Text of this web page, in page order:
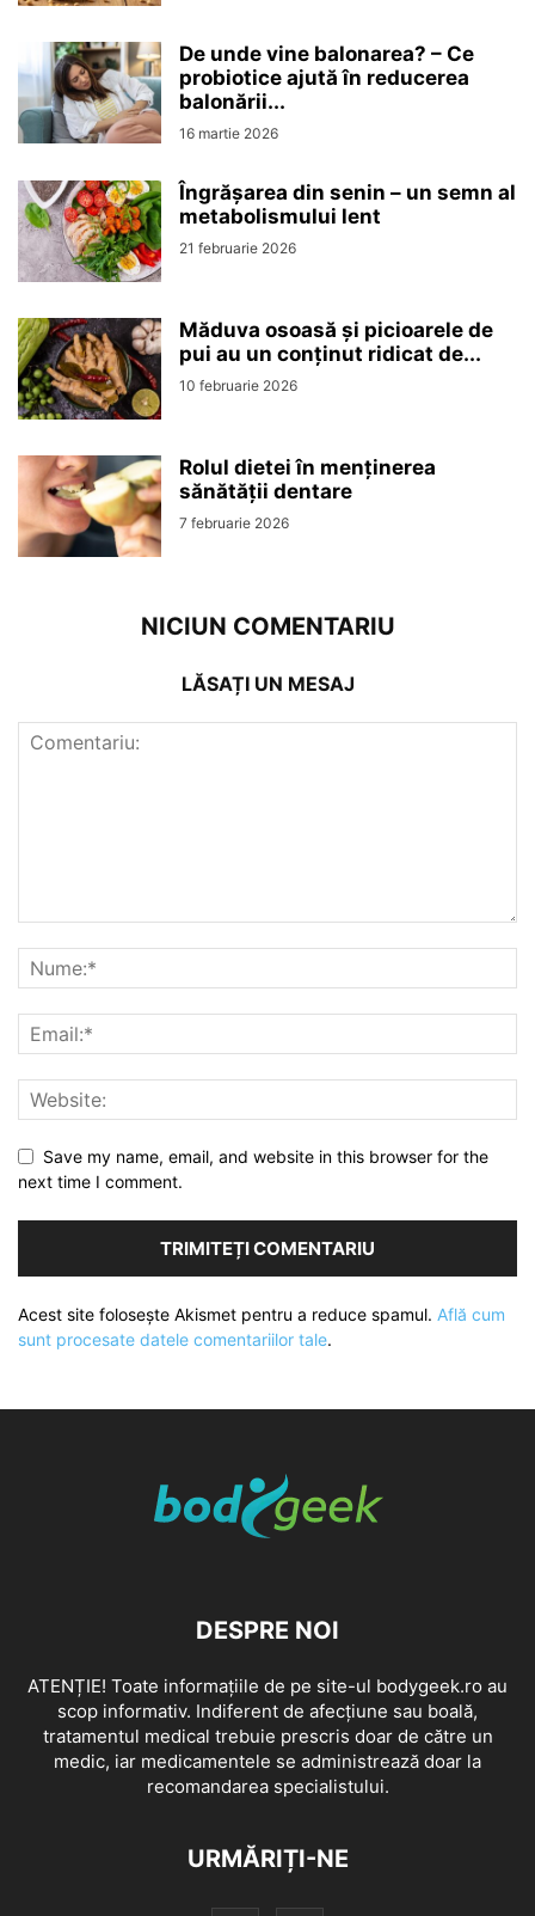
De unde vine balonarea? – Ce
probiotice ajută în reducerea
balonării...
16 martie 2026
Îngrășarea din senin – un semn al
metabolismului lent
21 februarie 2026
Măduva osoasă și picioarele de
pui au un conținut ridicat de...
10 februarie 2026
Rolul dietei în menținerea
sănătății dentare
7 februarie 2026
NICIUN COMENTARIU
LĂSAȚI UN MESAJ
Save my name, email, and website in this browser for the
next time I comment.
Acest site folosește Akismet pentru a reduce spamul. Află cum
sunt procesate datele comentariilor tale.
DESPRE NOI
ATENȚIE! Toate informațiile de pe site-ul bodygeek.ro au
scop informativ. Indiferent de afecțiune sau boală,
tratamentul medical trebuie prescris doar de către un
medic, iar medicamentele se administrează doar la
recomandarea specialistului.
URMĂRIȚI-NE